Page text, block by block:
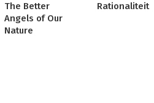
The Better
Angels of Our
Nature
Rationaliteit